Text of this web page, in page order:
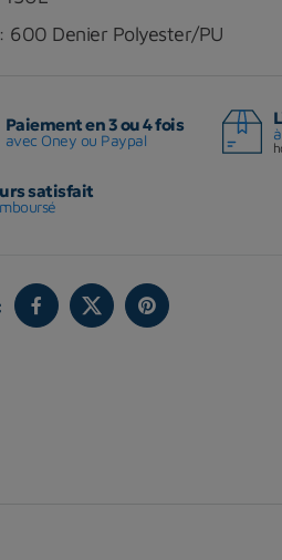
600 Denier Polyester/PU
Paiement en 3 ou 4 fois
avec Oney ou Paypal
satisfait